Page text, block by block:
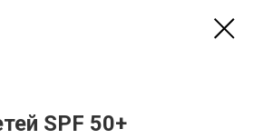
SPF 50+